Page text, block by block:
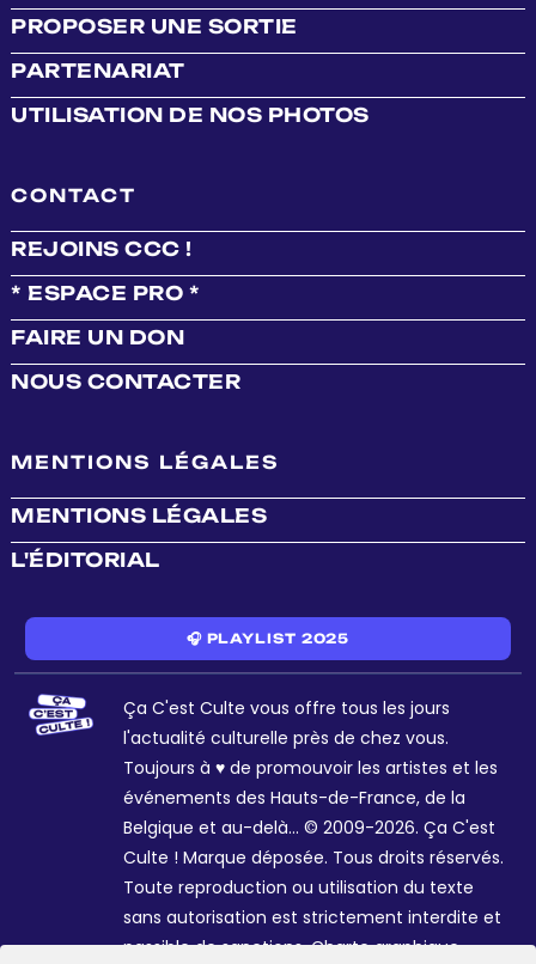
PROPOSER UNE SORTIE
PARTENARIAT
UTILISATION DE NOS PHOTOS
CONTACT
REJOINS CCC !
* ESPACE PRO *
FAIRE UN DON
NOUS CONTACTER
MENTIONS LÉGALES
MENTIONS LÉGALES
L'ÉDITORIAL
🎧 PLAYLIST 2025
Ça C'est Culte vous offre tous les jours
l'actualité culturelle près de chez vous.
Toujours à ♥ de promouvoir les artistes et les
événements des Hauts-de-France, de la
Belgique et au-delà... © 2009-2026. Ça C'est
Culte ! Marque déposée. Tous droits réservés.
Toute reproduction ou utilisation du texte
sans autorisation est strictement interdite et
passible de sanctions. Charte graphique